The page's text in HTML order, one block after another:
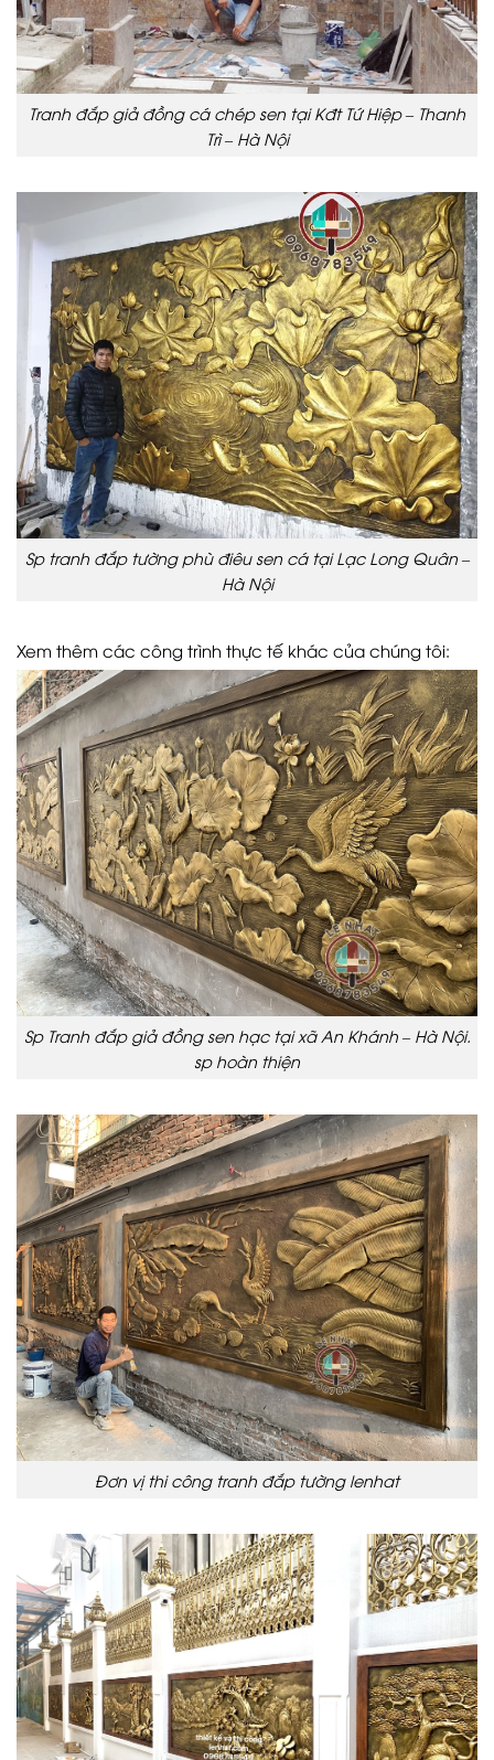
Tranh đắp giả đồng cá chép sen tại Kđt Tứ Hiệp – Thanh
Trì – Hà Nội
Sp tranh đắp tường phù điêu sen cá tại Lạc Long Quân –
Hà Nội
Xem thêm các công trình thực tế khác của chúng tôi:
Sp Tranh đắp giả đồng sen hạc tại xã An Khánh – Hà Nội.
sp hoàn thiện
Đơn vị thi công tranh đắp tường lenhat